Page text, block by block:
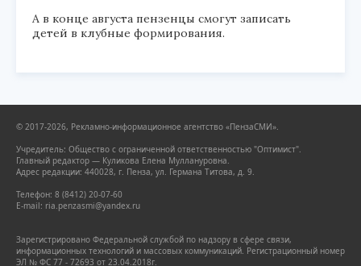
А в конце августа пензенцы смогут записать
детей в клубные формирования.
© 2017-2026, Рекламно-информационное агентство «ПензаСМИ».
Учредитель: Общество с ограниченной ответственностью "Оптимист".
Главный редактор — Куликова Елена Муллануровна.
Адрес редакции: 440028, г. Пенза, ул. Германа Титова, д. 9.
Телефон: 8 (8412) 20-07-60
E-mail: ria.penzasmi@yandex.ru
Зарегистрировано Федеральной службой по надзору в сфере связи,
информационных технологий и массовых коммуникаций. Регистрационный номер
ЭЛ № ФС 77 - 72693 от 23.04.2018г.